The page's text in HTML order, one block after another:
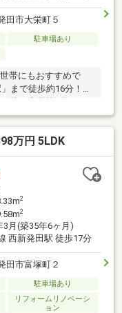
田市大栄町５
駐車場あり
帯にもおすすめで
で徒歩約16分！
…約1139m○ファミリ
レブン新発田御幸町
人愛広会新発田リハ
郵便局…約1311m○南
万円 5LDK
2
2
3月(築35年6ヶ月)
西新発田駅 徒歩17分
田市富塚町２
駐車場あり
リフォームリノベーシ
ョン